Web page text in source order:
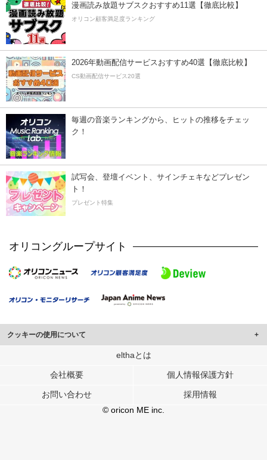
漫画読み放題サブスクおすすめ11選【徹底比較】
オリコン顧客満足度ランキング
2026年動画配信サービスおすすめ40選【徹底比較】
CS動画配信サービス20選
毎週の音楽ランキングから、ヒットの推移をチェッ
ク！
試写会、登壇イベント、サインチェキなどプレゼン
ト！
プレゼント特集
オリコングループサイト
クッキーの使用について
このサイトでは Cookie を使用して、ユーザーに合わせたコンテンツや広告の
行っています。
メディアや広告配信、データ解析の各パートナーに提供しています。
各パートナーは、この情報とユーザーが各パートナーに提供した他の情報や、
ユーザーが各パートナーのサービスを使用したときに収集した他の情報を組み
elthaとは
会社概要 個人情報保護方針
お問い合わせ
採用情報
© oricon ME inc.